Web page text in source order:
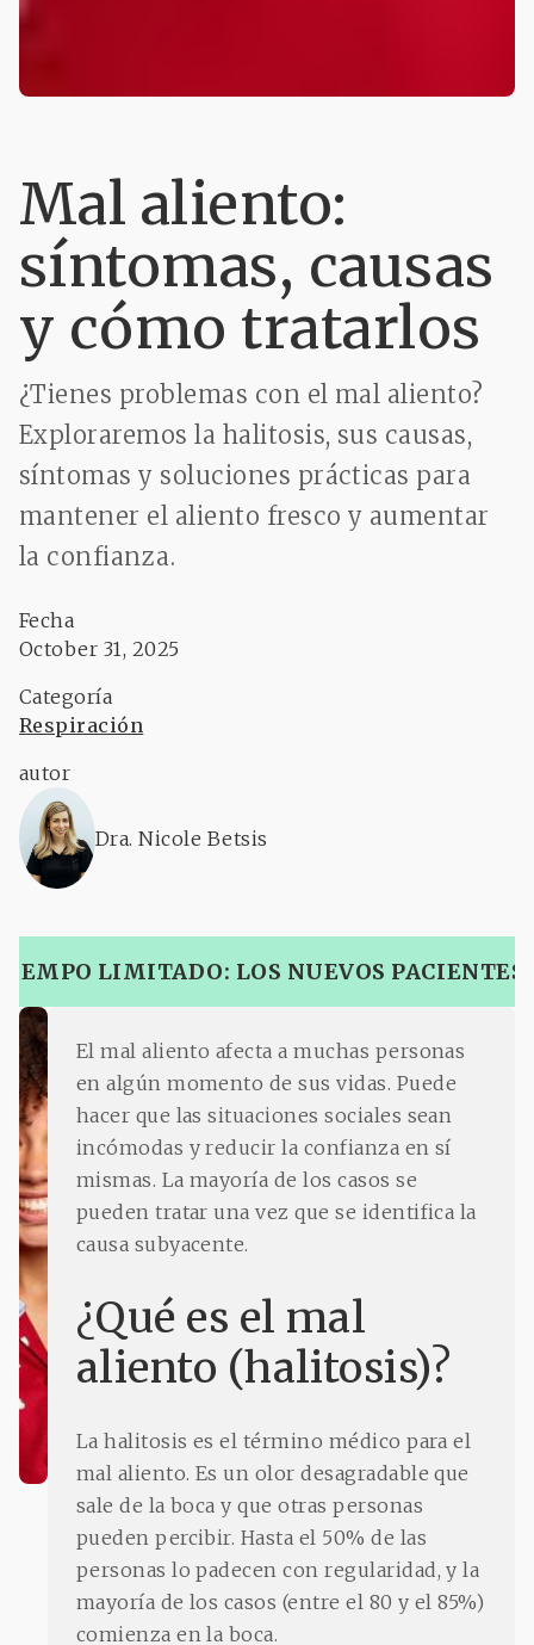
Mal aliento:
síntomas, causas
y cómo tratarlos
¿Tienes problemas con el mal aliento?
Exploraremos la halitosis, sus causas,
síntomas y soluciones prácticas para
mantener el aliento fresco y aumentar
la confianza.
Fecha
October 31, 2025
Categoría
Respiración
autor
Dra. Nicole Betsis
LIMITADO: LOS NUEVOS
El mal aliento afecta a muchas personas
en algún momento de sus vidas. Puede
hacer que las situaciones sociales sean
incómodas y reducir la confianza en sí
mismas. La mayoría de los casos se
pueden tratar una vez que se identifica la
causa subyacente.
¿Qué es el mal
aliento (halitosis)?
La halitosis es el término médico para el
mal aliento. Es un olor desagradable que
sale de la boca y que otras personas
pueden percibir. Hasta el 50% de las
personas lo padecen con regularidad, y la
mayoría de los casos (entre el 80 y el 85%)
comienza en la boca.